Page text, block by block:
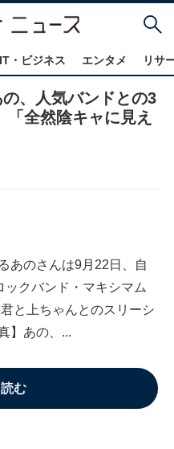
IT・ビジネス エンタメ リサ
の、人気バンドとの3
「全然陰キャに見え
あのさんは9月22日、自
クバンド・マキシマム
と上ちゃんとのスリーシ
】あの、...
む